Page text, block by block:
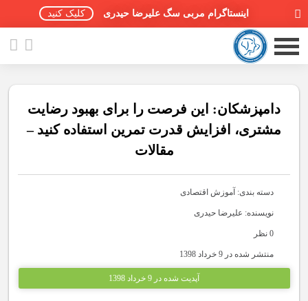
اینستاگرام مربی سگ علیرضا حیدری کلیک کنید
پادکست سگ ها
دامپزشکان: این فرصت را برای بهبود رضایت
مشتری، افزایش قدرت تمرین استفاده کنید –
مقالات
دسته بندی: آموزش اقتصادی
نویسنده: علیرضا حیدری
0 نظر
منتشر شده در 9 خرداد 1398
آپدیت شده در 9 خرداد 1398